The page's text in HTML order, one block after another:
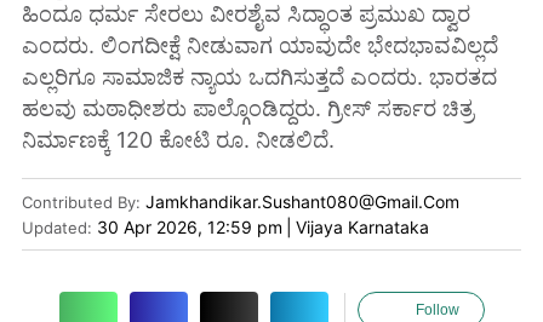
ಹಿಂದೂ ಧರ್ಮ ಸೇರಲು ವೀರಶೈವ ಸಿದ್ಧಾಂತ ಪ್ರಮುಖ ದ್ವಾರ
ಎಂದರು. ಲಿಂಗದೀಕ್ಷೆ ನೀಡುವಾಗ ಯಾವುದೇ ಭೇದಭಾವವಿಲ್ಲದೆ
ಎಲ್ಲರಿಗೂ ಸಾಮಾಜಿಕ ನ್ಯಾಯ ಒದಗಿಸುತ್ತದೆ ಎಂದರು. ಭಾರತದ
ಹಲವು ಮಠಾಧೀಶರು ಪಾಲ್ಗೊಂಡಿದ್ದರು. ಗ್ರೀಸ್ ಸರ್ಕಾರ ಚಿತ್ರ
ನಿರ್ಮಾಣಕ್ಕೆ 120 ಕೋಟಿ ರೂ. ನೀಡಲಿದೆ.
Contributed By: Jamkhandikar.sushant080@gmail.com
Updated: 30 Apr 2026, 12:59 pm Vijaya Karnataka
Follow